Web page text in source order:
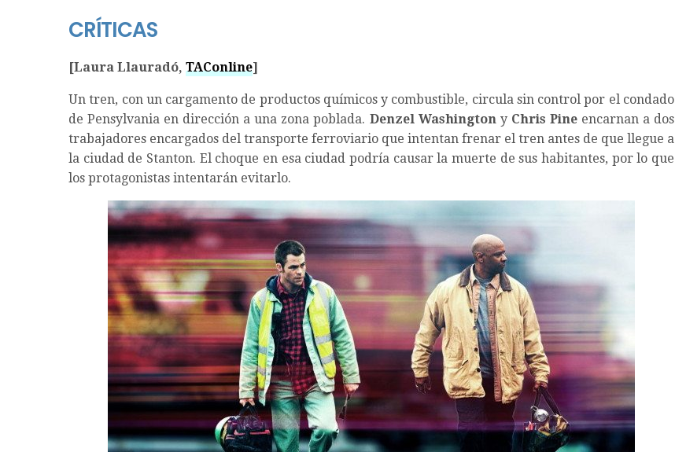
CRÍTICAS
[Laura Llauradó, TAConline]
Un tren, con un cargamento de productos químicos y combustible, circula sin control por el condado
de Pensylvania en dirección a una zona poblada. Denzel Washingtony Chris Pineencarnan a dos
trabajadores encargados del transporte ferroviario que intentan frenar el tren antes de que llegue a
la ciudad de Stanton. El choque en esa ciudad podría causar la muerte de sus habitantes, por lo que
los protagonistas intentarán evitarlo.